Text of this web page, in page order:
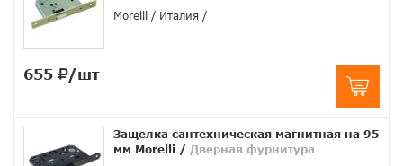
Morelli
Италия
655 /шт
Защелка сантехническая магнитная на 95
мм Morelli / Дверная фурнитура